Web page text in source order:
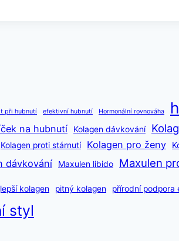
při hubnutí efektivní hubnutí Hormonální rovnováha
na hubnutí Kolagen dávkování
Kolagen proti stárnutí Kolagen pro ženy
dávkování Maxulen libido Maxulen
kolagen pitný kolagen přírodní podpora
styl